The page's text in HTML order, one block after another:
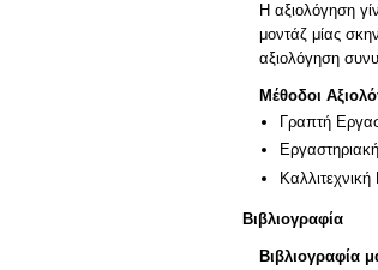
Η αξιολόγηση
μοντάζ μίας
αξιολόγηση
Μέθοδοι
Γραπτή
Καλλιτεχνική
Βιβλιογραφία
Βιβλιογραφία